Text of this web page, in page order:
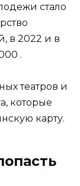
стало
в 2022 и в
.
театров и
которые
карту.